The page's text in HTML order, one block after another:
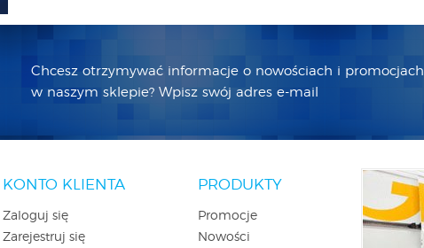
Chcesz otrzymywać informacje o nowościach i promocjach
w naszym sklepie? Wpisz swój adres e-mail
KONTO KLIENTA
Zaloguj się
Zarejestruj się
PRODUKTY
Promocje
Nowości